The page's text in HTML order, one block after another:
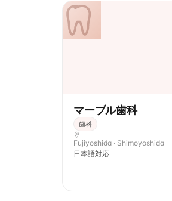
マーブル歯科
歯科
Fujiyoshida · Shimoyoshida
日本語対応